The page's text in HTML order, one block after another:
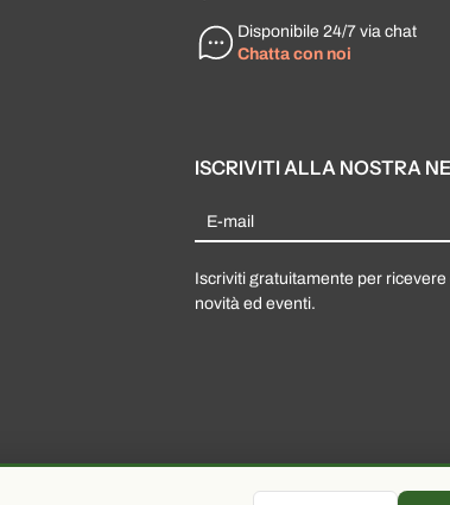
Disponibile 24/7 via chat
Chatta con noi
ISCRIVITI ALLA NOSTRA
E-mail
Iscriviti gratuitamente per
novità ed eventi.